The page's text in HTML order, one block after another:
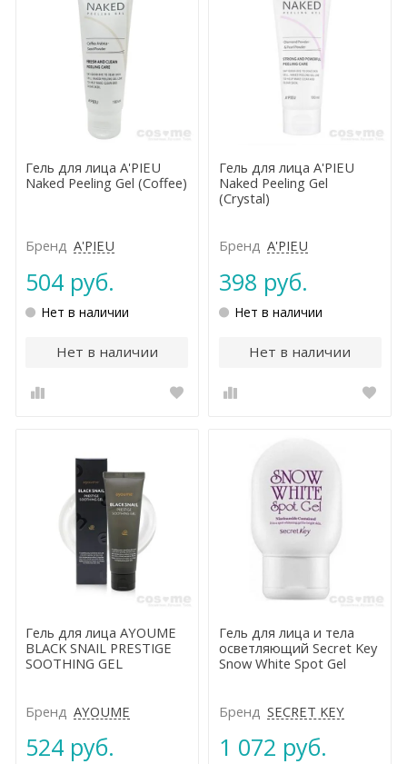
Гель для лица A'PIEU
Naked Peeling Gel (Coffee)
Бренд A'PIEU
504 руб.
Нет в наличии
Нет в наличии
Гель для лица A'PIEU
Naked Peeling Gel
(Crystal)
Бренд A'PIEU
398 руб.
Нет в наличии
Нет в наличии
Гель для лица AYOUME
BLACK SNAIL PRESTIGE
SOOTHING GEL
Бренд AYOUME
524 руб.
Гель для лица и тела
осветляющий Secret Key
Snow White Spot Gel
Бренд SEСRET KEY
1 072 руб.